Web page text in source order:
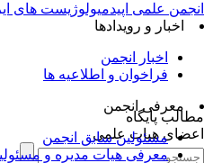
انجمن علمی اپیدمیولوژیست های
اخبار و رویدادها
اخبار انجمن
فراخوان و اطلاعیه ها
معرفی انجمن
مسئولین سابق انجمن
معرفی هیات مدیره و
مطالب پایگاه
اعضای هیات علمی